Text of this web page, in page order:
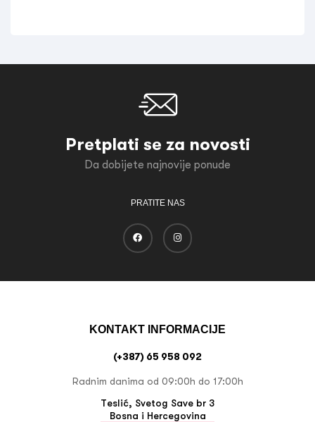
Pretplati se za novosti
Da dobijete najnovije ponude
PRATITE NAS
KONTAKT INFORMACIJE
(+387) 65 958 092
Radnim danima od 09:00h do 17:00h
Teslić, Svetog Save br 3
Bosna i Hercegovina